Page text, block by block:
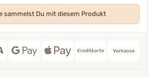
sammelst Du mit diesem Produkt